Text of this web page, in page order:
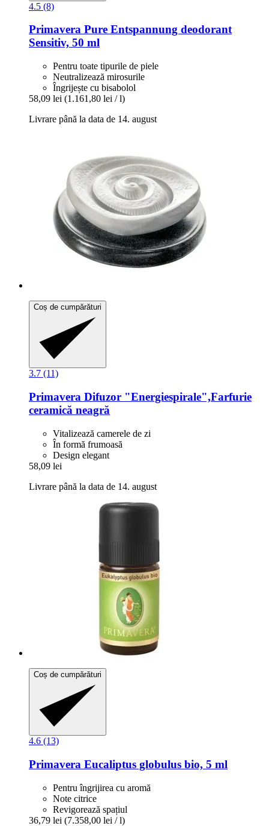
4.5 (8)
Primavera Pure Entspannung deodorant
Sensitiv, 50 ml
Pentru toate tipurile de piele
Neutralizează mirosurile
Îngrijește cu bisabolol
58,09 lei (1.161,80 lei / l)
Livrare până la data de 14. august
Coș de cumpărături
3.7 (11)
Primavera Difuzor "Energiespirale",Farfurie
ceramică neagră
Vitalizează camerele de zi
În formă frumoasă
Design elegant
58,09 lei
Livrare până la data de 14. august
Coș de cumpărături
4.6 (13)
Primavera Eucaliptus globulus bio, 5 ml
Pentru îngrijirea cu aromă
Note citrice
Revigorează spațiul
36,79 lei (7.358,00 lei / l)